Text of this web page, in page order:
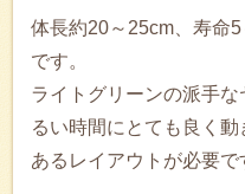
体長約20～25cm、寿命
です。
ライトグリーンの派手
るい時間にとても良く
あるレイアウトが必要で